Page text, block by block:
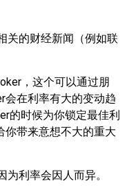
关的财经新闻（例如联
，这个可以通过朋
会在利率有大的变动趋
的时候为你锁定最佳利
你带来意想不大的重大
利率会因人而异。